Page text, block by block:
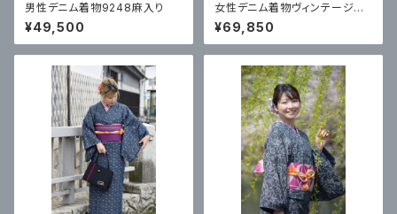
男性デニム着物9248麻入り
¥49,500
女性デニム着物ヴィンテージ加
工 ランダム03
¥69,850